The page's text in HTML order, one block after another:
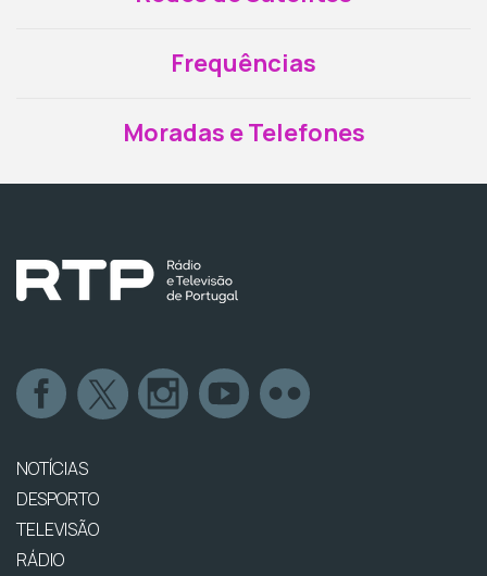
Frequências
Moradas e Telefones
NOTÍCIAS
DESPORTO
TELEVISÃO
RÁDIO